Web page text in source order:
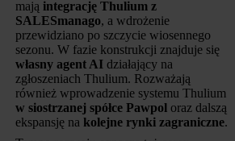
mają integrację Thulium z
SALESmanago, a wdrożenie
przewidziano po szczycie wiosennego
sezonu. W fazie konstrukcji znajduje się
własny agent AI działający na
zgłoszeniach Thulium. Rozważają
również wprowadzenie systemu Thulium
w siostrzanej spółce Pawpol oraz dalszą
ekspansję na kolejne rynki zagraniczne.